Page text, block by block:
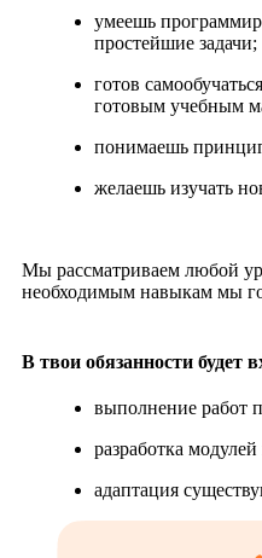
умеешь
простейшие задачи;
готов
готовым учебным
понимаешь
желаешь изучать
Мы рассматриваем любой
необходимым навыкам мы
В твои обязанности будет
выполнение работ
разработка
адаптация